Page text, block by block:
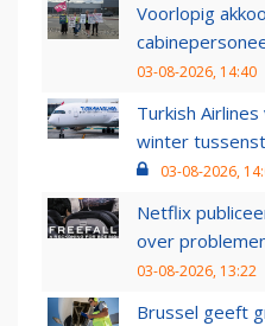
Voorlopig
03-08-2026, 14:40
Turkish
winter
03-08-2026,
Netflix
over
03-08-2026, 13:22
Brussel geeft